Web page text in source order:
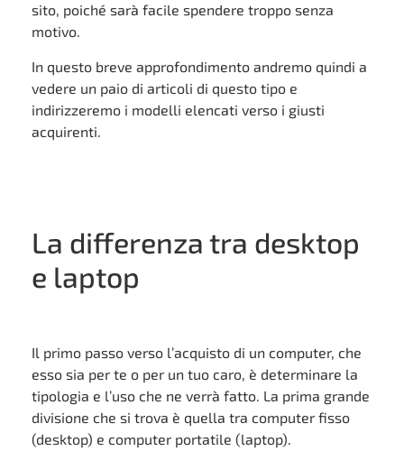
sito, poiché sarà facile spendere troppo senza
motivo.
In questo breve approfondimento andremo quindi a
vedere un paio di articoli di questo tipo e
indirizzeremo i modelli elencati verso i giusti
acquirenti.
La differenza tra desktop
e laptop
Il primo passo verso l’acquisto di un computer, che
esso sia per te o per un tuo caro, è determinare la
tipologia e l’uso che ne verrà fatto. La prima grande
divisione che si trova è quella tra computer fisso
(desktop) e computer portatile (laptop).